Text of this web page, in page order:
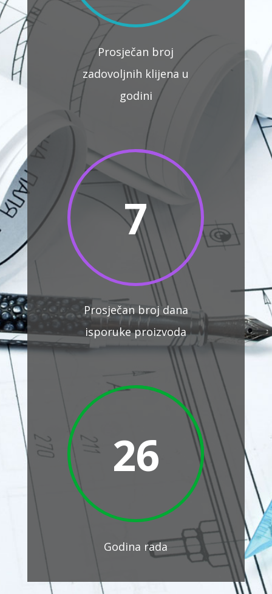
Prosječan broj
zadovoljnih klijena u
godini
7
Prosječan broj dana
isporuke proizvoda
26
Godina rada